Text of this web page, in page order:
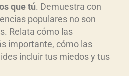
que tú. Demuestra con
populares no son
Relata cómo las
importante, cómo las
incluir tus miedos y tus